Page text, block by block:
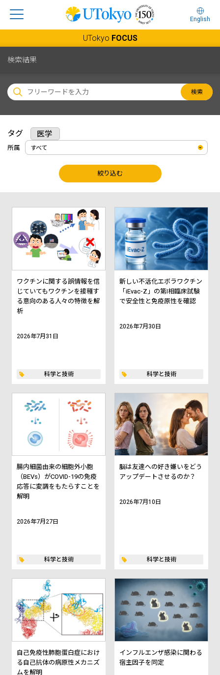
English
UTokyo FOCUS
検索結果
検索
タグ 医学
所属
絞り込む
ワクチンに関する誤情報を信
じていてもワクチンを接種す
る意向のある人々の特徴を解
析
2026年7月31日
科学と技術
新しい不活化エボラワクチン
「iEvac-Z」の第I相臨床試験
で安全性と免疫原性を確認
2026年7月30日
科学と技術
腸内細菌由来の細胞外小胞
（BEVs）がCOVID-19の免疫
応答に変調をもたらすことを
解明
2026年7月27日
科学と技術
脳は友達への好き嫌いをどう
アップデートさせるのか？
2026年7月10日
科学と技術
自己免疫性肺胞蛋白症におけ
る自己抗体の病原性メカニズ
ムを解明
インフルエンザ感染に関わる
宿主因子を同定